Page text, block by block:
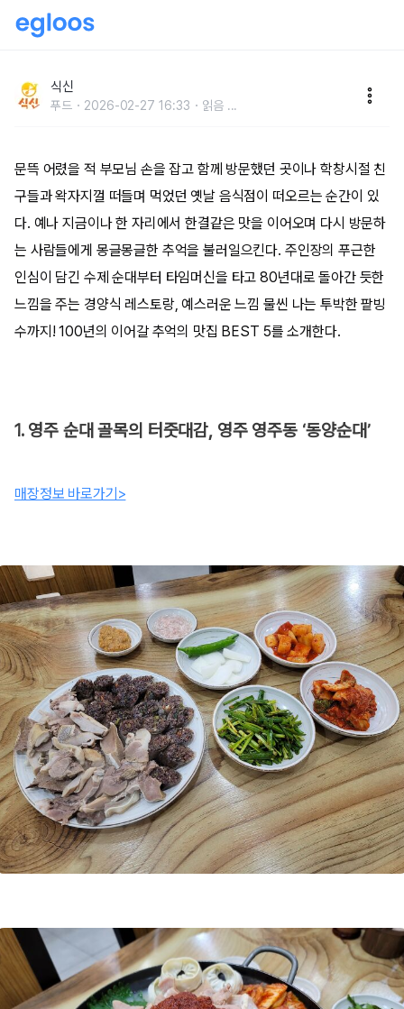
식신
푸드 2026-02-27 16:33 읽음 ...
문뜩 어렸을 적 부모님 손을 잡고 함께 방문했던 곳이나 학창시절 친
구들과 왁자지껄 떠들며 먹었던 옛날 음식점이 떠오르는 순간이 있
다. 예나 지금이나 한 자리에서 한결같은 맛을 이어오며 다시 방문하
는 사람들에게 몽글몽글한 추억을 불러일으킨다. 주인장의 푸근한
인심이 담긴 수제 순대부터 타임머신을 타고 80년대로 돌아간 듯한
느낌을 주는 경양식 레스토랑, 예스러운 느낌 물씬 나는 투박한 팥빙
수까지! 100년의 이어갈 추억의 맛집 BEST 5를 소개한다.
1. 영주 순대 골목의 터줏대감, 영주 영주동 ‘동양순대’
매장정보 바로가기>